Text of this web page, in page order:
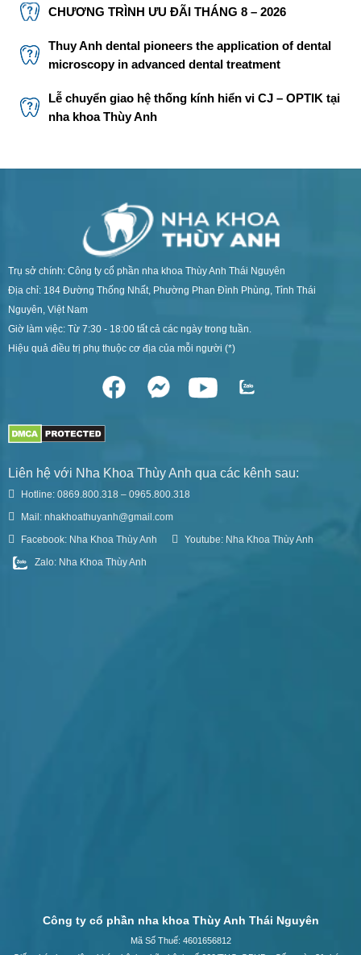
CHƯƠNG TRÌNH ƯU ĐÃI THÁNG 8 – 2026
Thuy Anh dental pioneers the application of dental
microscopy in advanced dental treatment
Lễ chuyển giao hệ thống kính hiển vi CJ – OPTIK tại
nha khoa Thùy Anh
Trụ sở chính: Công ty cổ phần nha khoa Thùy Anh Thái Nguyên
Địa chỉ: 184 Đường Thống Nhất, Phường Phan Đình Phùng, Tỉnh Thái
Nguyên, Việt Nam
Giờ làm việc: Từ 7:30 - 18:00 tất cả các ngày trong tuần.
Hiệu quả điều trị phụ thuộc cơ địa của mỗi người (*)
Liên hệ với Nha Khoa Thùy Anh qua các kênh sau:
Hotline: 0869.800.318 – 0965.800.318
Mail: nhakhoathuyanh@gmail.com
Facebook: Nha Khoa Thùy Anh
Youtube: Nha Khoa Thùy Anh
Zalo: Nha Khoa Thùy Anh
Công ty cổ phần nha khoa Thùy Anh Thái Nguyên
Mã Số Thuế: 4601656812